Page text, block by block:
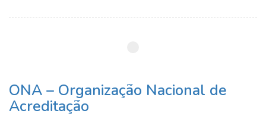
ONA – Organização Nacional de
Acreditação